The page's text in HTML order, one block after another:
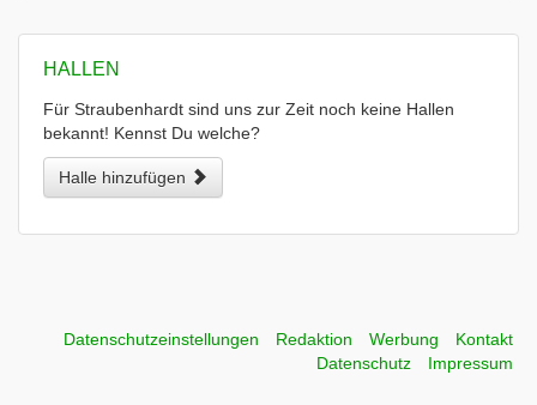
HALLEN
Für Straubenhardt sind uns zur Zeit noch keine Hallen
bekannt! Kennst Du welche?
Halle hinzufügen
Datenschutzeinstellungen Redaktion Werbung
Kontakt
Datenschutz
Impressum